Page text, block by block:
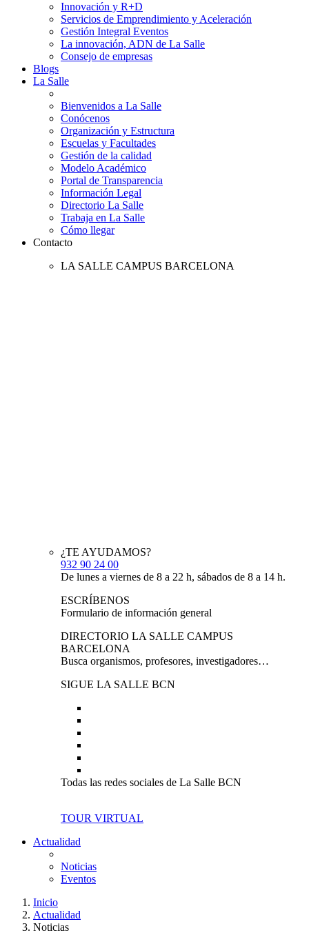
Innovación y R+D
Servicios de Emprendimiento y Aceleración
Gestión Integral Eventos
La innovación, ADN de La Salle
Consejo de empresas
Blogs
La Salle
Bienvenidos a La Salle
Conócenos
Organización y Estructura
Escuelas y Facultades
Gestión de la calidad
Modelo Académico
Portal de Transparencia
Información Legal
Directorio La Salle
Trabaja en La Salle
Cómo llegar
Contacto
LA SALLE CAMPUS BARCELONA
¿TE AYUDAMOS?
932 90 24 00
De lunes a viernes de 8 a 22 h, sábados de 8 a 14 h.
ESCRÍBENOS
Formulario de información general
DIRECTORIO LA SALLE CAMPUS
BARCELONA
Busca organismos, profesores, investigadores…
SIGUE LA SALLE BCN
Todas las redes sociales de La Salle BCN
TOUR VIRTUAL
Actualidad
Noticias
Eventos
Inicio
Actualidad
Noticias